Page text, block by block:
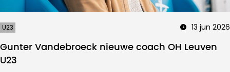
U23 13 jun 2026
Gunter Vandebroeck nieuwe coach OH Leuven
U23